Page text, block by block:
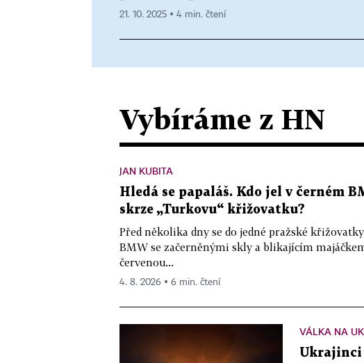
21. 10. 2025 ▪ 4 min. čtení
Vybíráme z HN
JAN KUBITA
Hledá se papaláš. Kdo jel v černém
skrze „Turkovu“ křižovatku?
Před několika dny se do jedné pražské
BMW se začerněnými skly a blikajícím
červenou...
4. 8. 2026 ▪ 6 min. čtení
VÁLKA NA
Ukrajinci